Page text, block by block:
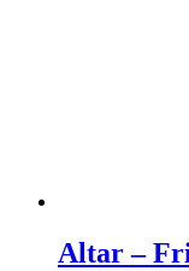
Altar –